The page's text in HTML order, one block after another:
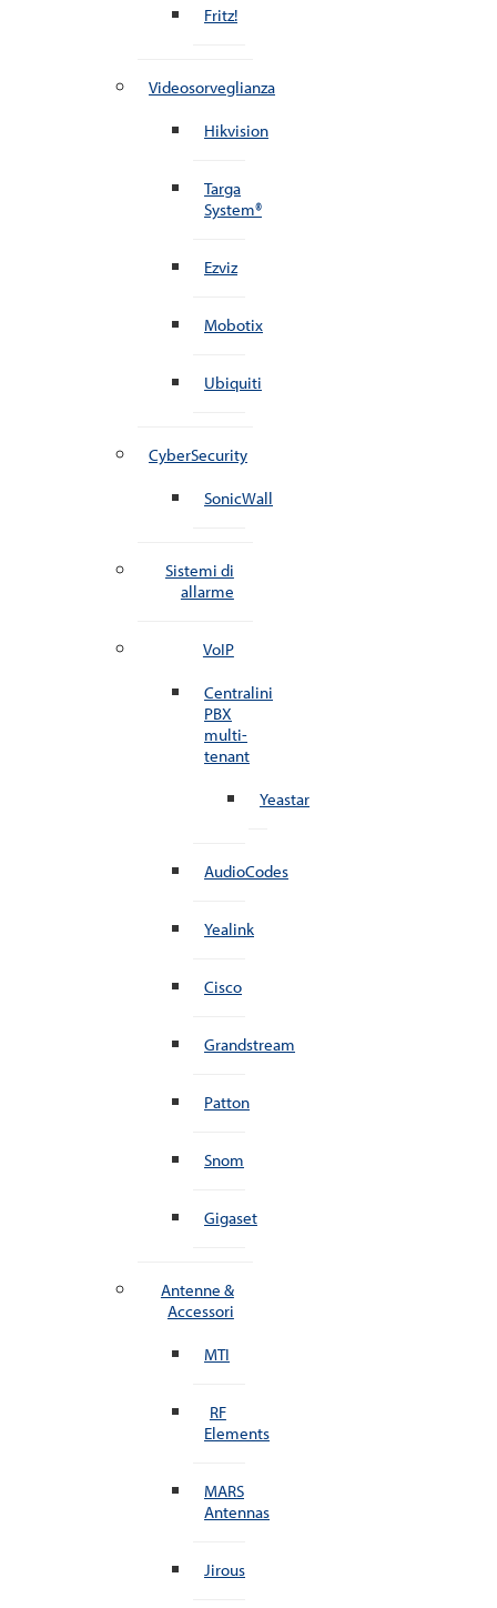
Fritz!
Videosorveglianza
Hikvision
Targa
System®
Ezviz
Mobotix
Ubiquiti
CyberSecurity
SonicWall
Sistemi di
allarme
VoIP
Centralini
PBX
multi-
tenant
Yeastar
AudioCodes
Yealink
Cisco
Grandstream
Patton
Snom
Gigaset
Antenne &
Accessori
MTI
RF
Elements
MARS
Antennas
Jirous